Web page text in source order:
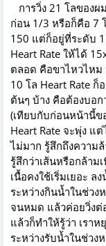
การวิ่ง 21 โลของผ
ก่อน 1/3 หรือก็คือ 7
150 แต่ก็อยู่ที่ระดับ
Heart Rate ให้ได้
ตลอด คือขาไหวไหม
10 โล Heart Rate
ต้นๆ บ้าง คือต้องบอ
(เทียบกับก่อนหน้านี้ข
Heart Rate จะพุ่ง แ
ไม่มาก รู้สึกถึงความ
รู้สึกว่าเส้นหรือกล้า
เนื้อคงใช้เริ่มเยอะ ล
ระหว่างกินน้ำในช่ว
จนหมด แล้วค่อยวิ่งต่
แล้วก็ทำให้รู้ว่า เรา
ระหว่างรับน้ำในช่วง